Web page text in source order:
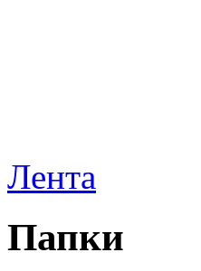
Лента
Папки